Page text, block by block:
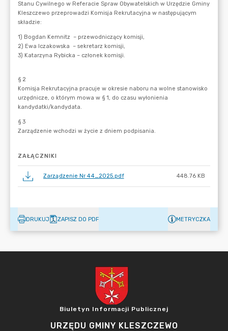
ZAŁĄCZNIKI
Zarządzenie Nr 44_2025.pdf 448.76 KB
DRUKUJ ZAPISZ DO PDF METRYCZKA
Biuletyn Informacji Publicznej
URZĘDU GMINY KLESZCZEWO